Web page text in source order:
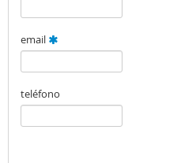
email
teléfono